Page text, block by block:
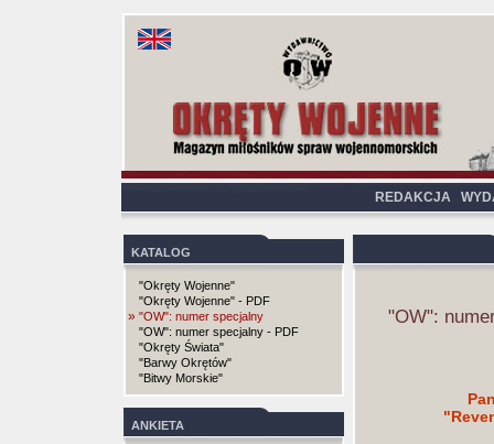
REDAKCJA
KATALOG
"Okręty Wojenne"
"Okręty Wojenne" - PDF
» "OW": numer specjalny
"OW": numer specjalny - PDF
"Okręty Świata"
"Barwy Okrętów"
"Bitwy Morskie"
ANKIETA
"OW":